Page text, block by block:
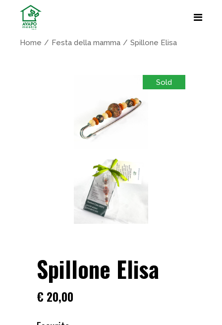
Home Festa della mamma Spillone Elisa
Sold
Spillone Elisa
€ 20,00